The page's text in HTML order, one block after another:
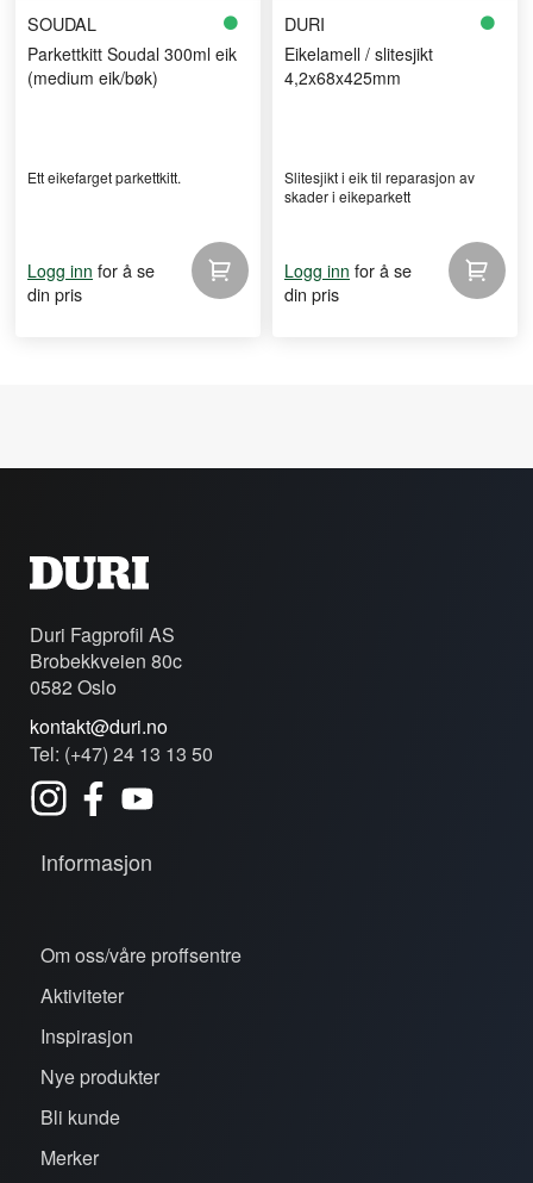
SOUDAL
Parkettkitt Soudal 300ml eik
(medium eik/bøk)
Ett eikefarget parkettkitt.
Logg inn for å se
din pris
DURI
Eikelamell / slitesjikt
4,2x68x425mm
Slitesjikt i eik til reparasjon av
skader i eikeparkett
Logg inn for å se
din pris
Duri Fagprofil AS
Brobekkveien 80c
0582 Oslo
kontakt@duri.no
Tel: (+47) 24 13 13 50
Informasjon
Om oss/våre proffsentre
Aktiviteter
Inspirasjon
Nye produkter
Bli kunde
Merker